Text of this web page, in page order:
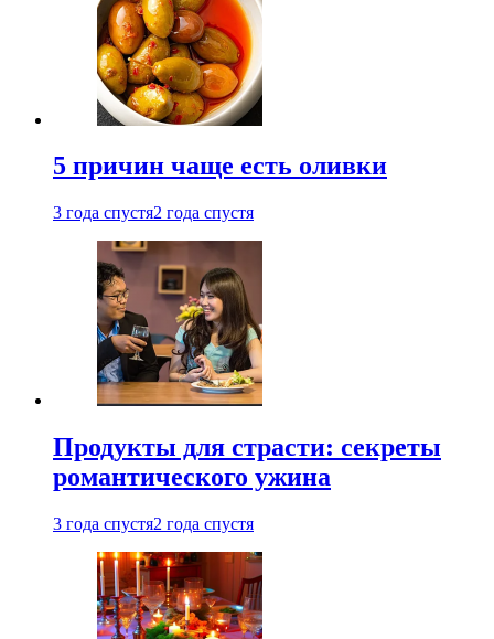
5 причин чаще есть оливки
3 года спустя2 года спустя
Продукты для страсти: секреты
романтического ужина
3 года спустя2 года спустя